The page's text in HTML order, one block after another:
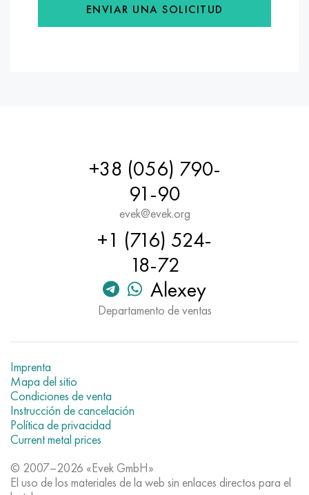
ENVIAR UNA SOLICITUD
+38 (056) 790-
91-90
evek@evek.org
+1 (716) 524-
18-72
Alexey
Departamento de ventas
Imprenta
Mapa del sitio
Condiciones de venta
Instrucción de cancelación
Política de privacidad
Current metal prices
© 2007–2026 «Evek GmbH»
El uso de los materiales de la web sin enlaces directos para el